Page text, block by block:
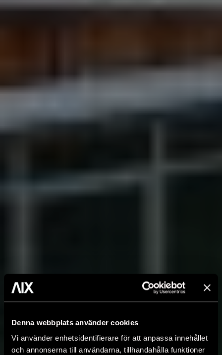
Denna webbplats använder cookies
Vi använder enhetsidentifierare för att anpassa innehållet
och annonserna till användarna, tillhandahålla funktioner